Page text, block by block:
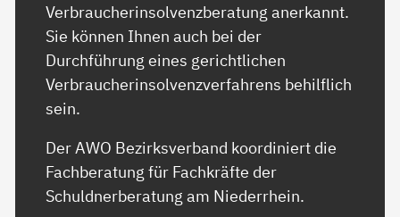
Verbraucherinsolvenzberatung anerkannt.
Sie können Ihnen auch bei der
Durchführung eines gerichtlichen
Verbraucherinsolvenzverfahrens behilflich
sein.
Der AWO Bezirksverband koordiniert die
Fachberatung für Fachkräfte der
Schuldnerberatung am Niederrhein.